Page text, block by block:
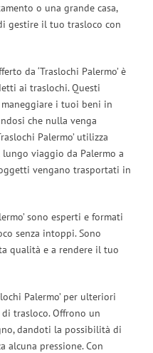
o una grande casa,
gestire il tuo trasloco con
da ‘Traslochi Palermo’ è
ai traslochi. Questi
i tuoi beni in
che nulla venga
Palermo’ utilizza
viaggio da Palermo a
vengano trasportati in
sono esperti e formati
senza intoppi. Sono
qualità e a rendere il tuo
Palermo’ per ulteriori
trasloco. Offrono un
dandoti la possibilità di
alcuna pressione. Con